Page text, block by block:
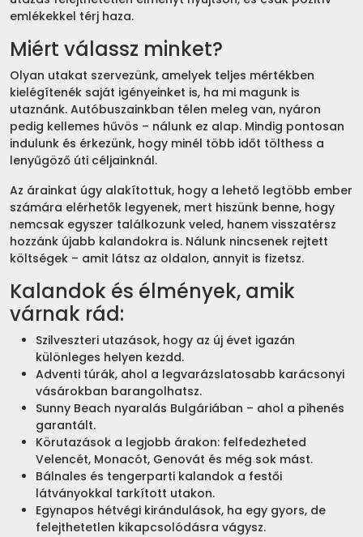
emlékekkel térj haza.
Miért válassz minket?
Olyan utakat szervezünk, amelyek teljes mértékben
kielégítenék saját igényeinket is, ha mi magunk is
utaznánk. Autóbuszainkban télen meleg van, nyáron
pedig kellemes hűvös – nálunk ez alap. Mindig pontosan
indulunk és érkezünk, hogy minél több időt tölthess a
lenyűgöző úti céljainknál.
Az árainkat úgy alakítottuk, hogy a lehető legtöbb ember
számára elérhetők legyenek, mert hiszünk benne, hogy
nemcsak egyszer találkozunk veled, hanem visszatérsz
hozzánk újabb kalandokra is. Nálunk nincsenek rejtett
költségek – amit látsz az oldalon, annyit is fizetsz.
Kalandok és élmények, amik
várnak rád:
Szilveszteri utazások, hogy az új évet igazán
különleges helyen kezdd.
Adventi túrák, ahol a legvarázslatosabb karácsonyi
vásárokban barangolhatsz.
Sunny Beach nyaralás Bulgáriában – ahol a pihenés
garantált.
Körutazások a legjobb árakon: felfedezheted
Velencét, Monacót, Genovát és még sok mást.
Bálnales és tengerparti kalandok a festői
látványokkal tarkított utakon.
Egynapos hétvégi kirándulások, ha egy gyors, de
felejthetetlen kikapcsolódásra vágysz.